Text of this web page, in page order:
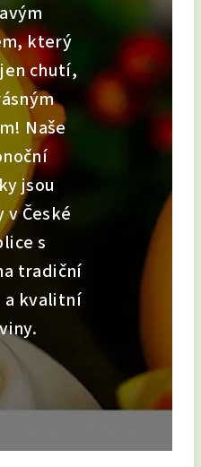
který
chutí,
Naše
jsou
České
s
tradiční
kvalitní